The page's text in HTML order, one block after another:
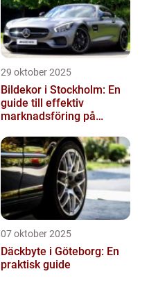
29 oktober 2025
Bildekor i Stockholm: En
guide till effektiv
marknadsföring på
07 oktober 2025
Däckbyte i Göteborg: En
praktisk guide